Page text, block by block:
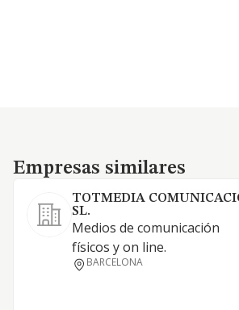
Empresas similares
Empresas similares
TOTMEDIA
SL.
Medios de comunicación
físicos y on line.
BARCELONA